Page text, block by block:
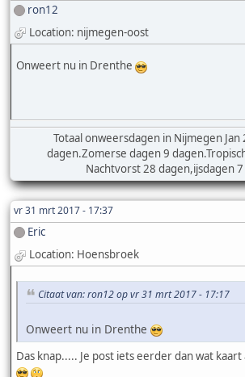
ron12
Location: nijmegen-oost
Onweert nu in Drenthe
Totaal onweersdagen in Nijmegen
dagen.Zomerse dagen 9
Nachtvorst 28 dagen,ijsdagen
vr 31 mrt 2017 - 17:37
Eric
Location: Hoensbroek
Citaat van: ron12 op vr 31 mrt 2017 - 17:17
Onweert nu in Drenthe
Das knap..... Je post iets eerder dan wat